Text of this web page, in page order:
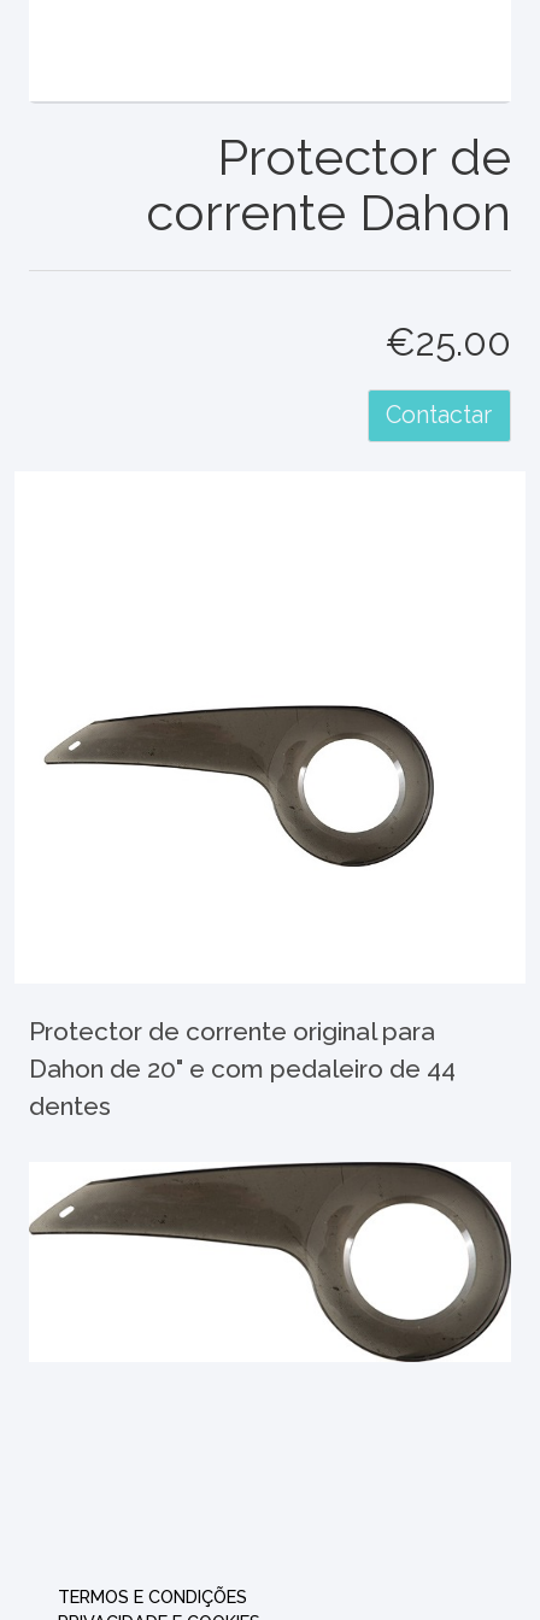
Protector de
corrente Dahon
€25.00
Contactar
Protector de corrente original para
Dahon de 20" e com pedaleiro de 44
dentes
TERMOS E CONDIÇÕES